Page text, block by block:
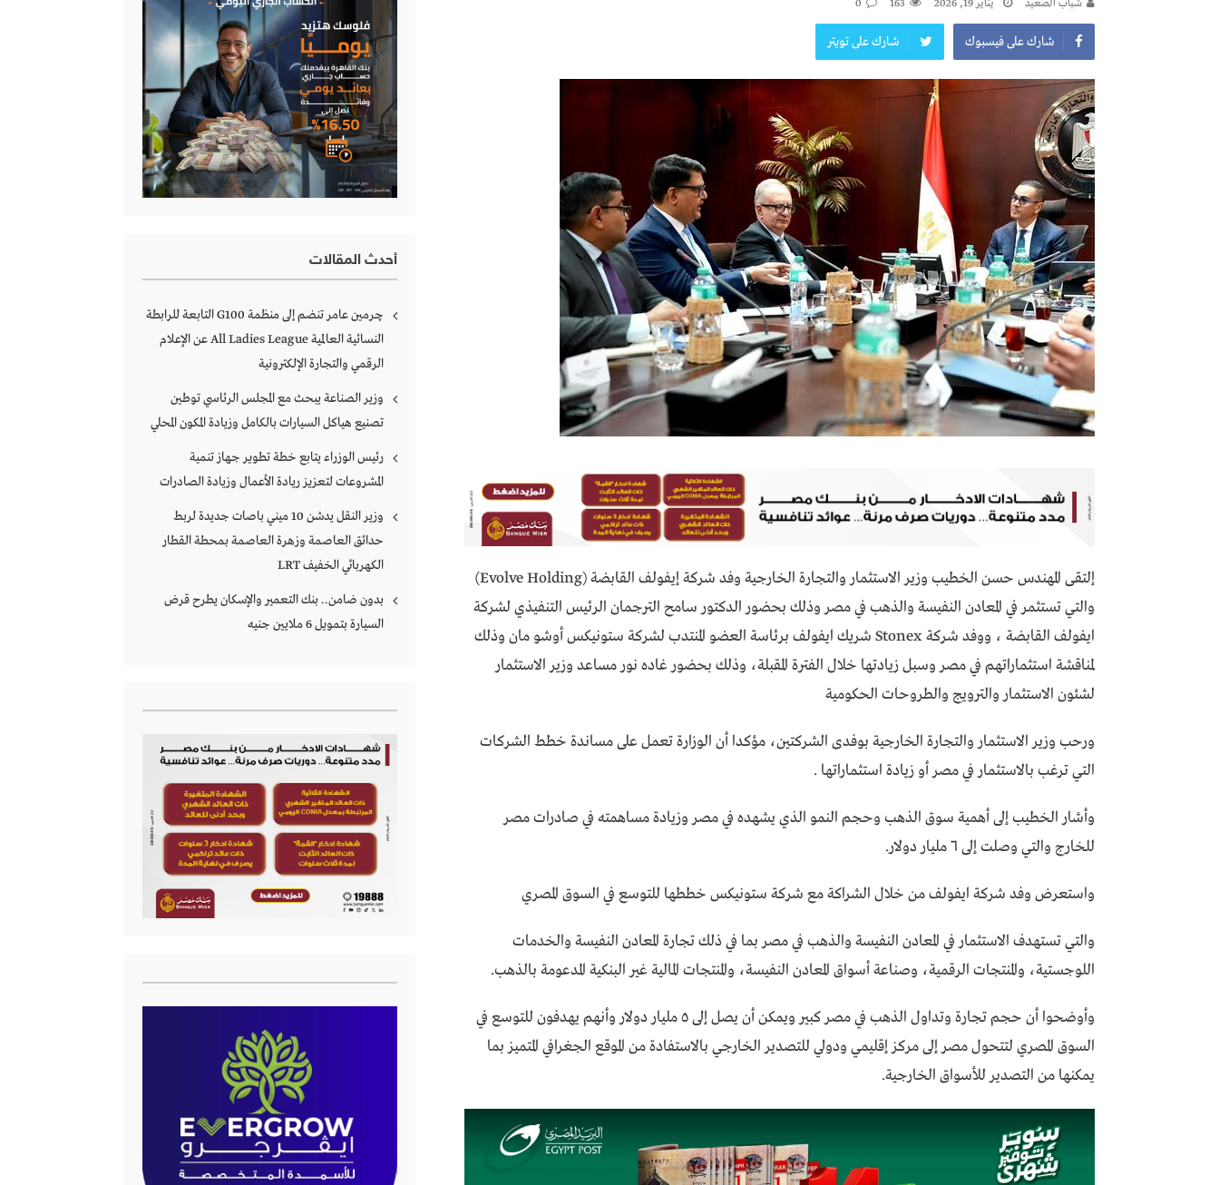
شباب الصعيد يناير 19, 2026 163
0
شارك على فيسبوك شارك على تويتر
إلتقى المهندس حسن الخطيب وزير الاستثمار والتجارة الخارجية وفد شركة إيفولف القابضة (Evolve Holding)
والتي تستثمر في المعادن النفيسة والذهب في مصر وذلك بحضور الدكتور سامح الترجمان الرئيس التنفيذي لشركة
ايفولف القابضة ، ووفد شركة Stonex شريك ايفولف برئاسة العضو المنتدب لشركة ستونيكس أوشو مان وذلك
لمناقشة استثماراتهم في مصر وسبل زيادتها خلال الفترة المقبلة، وذلك بحضور غاده نور مساعد وزير الاستثمار
لشئون الاستثمار والترويج والطروحات الحكومية
ورحب وزير الاستثمار والتجارة الخارجية بوفدى الشركتين، مؤكدا أن الوزارة تعمل على مساندة خطط الشركات
التي ترغب بالاستثمار في مصر أو زيادة استثماراتها .
وأشار الخطيب إلى أهمية سوق الذهب وحجم النمو الذي يشهده في مصر وزيادة مساهمته في صادرات مصر
للخارج والتي وصلت إلى ٦ مليار دولار.
واستعرض وفد شركة ايفولف من خلال الشراكة مع شركة ستونيكس خططها للتوسع في السوق المصري
والتي تستهدف الاستثمار في المعادن النفيسة والذهب في مصر بما في ذلك تجارة المعادن النفيسة والخدمات
اللوجستية، والمنتجات الرقمية، وصناعة أسواق المعادن النفيسة، والمنتجات المالية غير البنكية المدعومة بالذهب.
وأوضحوا أن حجم تجارة وتداول الذهب في مصر كبير ويمكن أن يصل إلى ٥ مليار دولار وأنهم يهدفون للتوسع في
السوق المصري لتتحول مصر إلى مركز إقليمي ودولي للتصدير الخارجي بالاستفادة من الموقع الجغرافي المتميز بما
يمكنها من التصدير للأسواق الخارجية.
أحدث المقالات
چرمين عامر تنضم إلى منظمة G100 التابعة للرابطة
النسائية العالمية All Ladies League عن الإعلام
الرقمي والتجارة الإلكترونية
وزير الصناعة يبحث مع المجلس الرئاسي توطين
تصنيع هياكل السيارات بالكامل وزيادة المكون المحلي
رئيس الوزراء يتابع خطة تطوير جهاز تنمية
المشروعات لتعزيز ريادة الأعمال وزيادة الصادرات
وزير النقل يدشن 10 ميني باصات جديدة لربط
حدائق العاصمة وزهرة العاصمة بمحطة القطار
الكهربائي الخفيف LRT
بدون ضامن.. بنك التعمير والإسكان يطرح قرض
السيارة بتمويل 6 ملايين جنيه